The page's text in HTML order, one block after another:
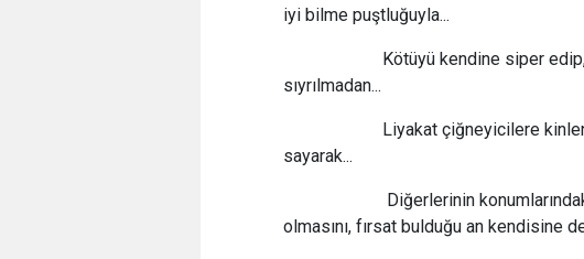
iyi bilme puştluğuyla...
Kötüyü kendine siper edip,
sıyrılmadan...
Liyakat çiğneyicilere
sayarak...
Diğerlerinin konumlarındaki
olmasını, fırsat bulduğu an kendisine